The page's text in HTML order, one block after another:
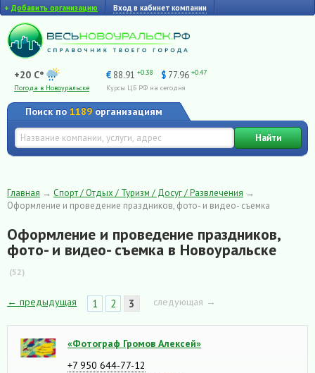
+ Добавить организацию Вход в кабинет компании
+20 C°
Погода в Новоуральске
€ 88.91 +0.38 $ 77.96 +0.47
Курсы ЦБ РФ на сегодня
Поиск по 1189 организациям
Найти
Главная → Спорт / Отдых / Туризм / Досуг / Развлечения →
Оформление и проведение праздников, фото- и видео- съемка
Оформление и проведение праздников,
фото- и видео- съемка в Новоуральске
(52)
← предыдущая 1 2 3 следующая →
«Фотограф Громов Алексей»
+7 950 644-77-12